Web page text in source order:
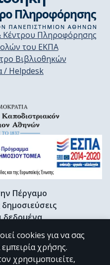
Κέντρου Πληροφόρησης
του ΕΚΠΑ
Βιβλιοθηκών
/ Helpdesk
Πέργαμο
δεδομένα
Γκρίζα βιβλιογραφία
cookies για να σας
χρήσης.
χρησιμοποιείτε,